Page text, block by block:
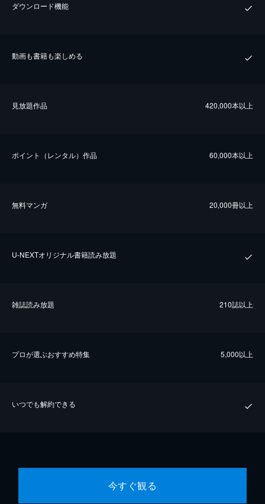
ダウンロード機能
動画も書籍も楽しめる
⾒放題作品 420,000本以上
ポイント（レンタル）作品 60,000本以上
無料マンガ 20,000冊以上
U-NEXTオリジナル書籍読み放題
雑誌読み放題 210誌以上
プロが選ぶおすすめ特集 5,000以上
いつでも解約できる
今すぐ観る